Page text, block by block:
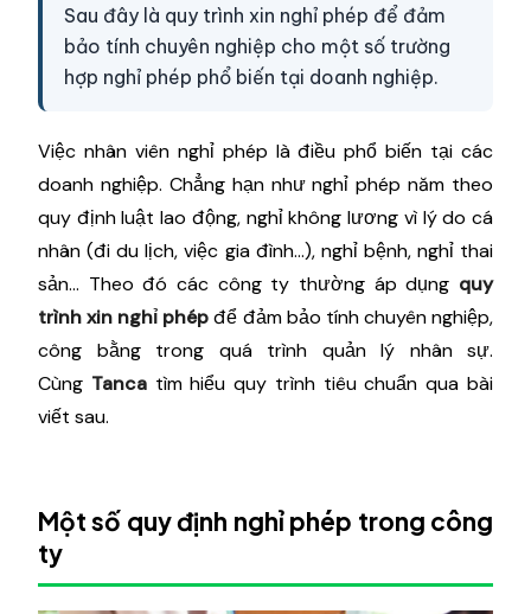
Sau đây là quy trình xin nghỉ phép để đảm
bảo tính chuyên nghiệp cho một số trường
hợp nghỉ phép phổ biến tại doanh nghiệp.
Việc nhân viên nghỉ phép là điều phổ biến tại các
doanh nghiệp. Chẳng hạn như nghỉ phép năm theo
quy định luật lao động, nghỉ không lương vì lý do cá
nhân (đi du lịch, việc gia đình…), nghỉ bệnh, nghỉ thai
sản… Theo đó các công ty thường áp dụng quy
trình xin nghỉ phépđể đảm bảo tính chuyên nghiệp,
công bằng trong quá trình quản lý nhân sự.
Cùng Tancatìm hiểu quy trình tiêu chuẩn qua bài
viết sau.
Một số quy định nghỉ phép trong công
ty